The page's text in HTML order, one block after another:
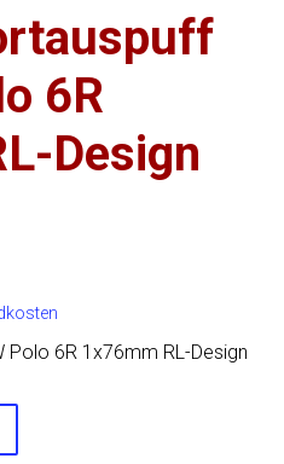
6R
Design
6R 1x76mm RL-Design